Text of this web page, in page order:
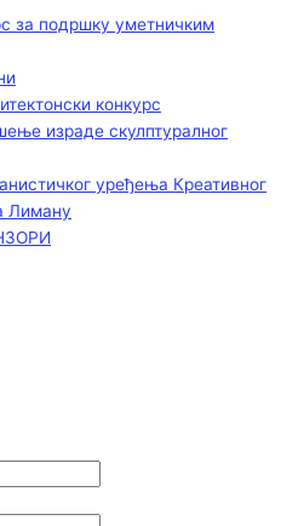
за подршку уметничким
конкурс
израде скулптуралног
уређења Креативног
Лиману